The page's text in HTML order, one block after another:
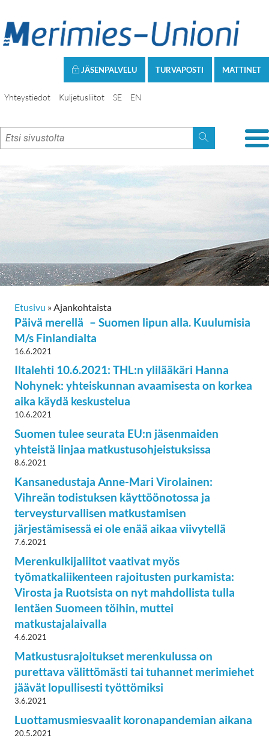
MATTINET
TURVAPOSTI
JÄSENPALVELU
Yhteystiedot Kuljetusliitot SE EN
Etusivu » Ajankohtaista
Päivä merellä – Suomen lipun alla. Kuulumisia
M/s Finlandialta
16.6.2021
Iltalehti 10.6.2021: THL:n ylilääkäri Hanna
Nohynek: yhteiskunnan avaamisesta on korkea
aika käydä keskustelua
10.6.2021
Suomen tulee seurata EU:n jäsenmaiden
yhteistä linjaa matkustusohjeistuksissa
8.6.2021
Kansanedustaja Anne-Mari Virolainen:
Vihreän todistuksen käyttöönotossa ja
terveysturvallisen matkustamisen
järjestämisessä ei ole enää aikaa viivytellä
7.6.2021
Merenkulkijaliitot vaativat myös
työmatkaliikenteen rajoitusten purkamista:
Virosta ja Ruotsista on nyt mahdollista tulla
lentäen Suomeen töihin, muttei
matkustajalaivalla
4.6.2021
Matkustusrajoitukset merenkulussa on
purettava välittömästi tai tuhannet merimiehet
jäävät lopullisesti työttömiksi
3.6.2021
Luottamusmiesvaalit koronapandemian aikana
20.5.2021